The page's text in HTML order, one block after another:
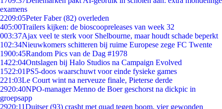
examens
2209:05Peter Faber (82) overleden
405:00Trailers kijken: de bioscoopreleases van week 32
003:37Ajax veel te sterk voor Shelbourne, maar houdt schade beperkt
102:34Nieuwkomers schitteren bij ruime Europese zege FC Twente
1900:45Random Pics van de Dag #1978
1422:04Ontslagen bij Halo Studios na Campaign Evolved
1522:01PS5-doos waarschuwt voor einde fysieke games
221:03Le Court wint na nerveuze finale, Pieterse derde
2920:40NPO-manager Menno de Boer geschorst na dickpic in
groepsapp
2920:11Duitser (93) crasht met quad tegen boom, vier gewonden